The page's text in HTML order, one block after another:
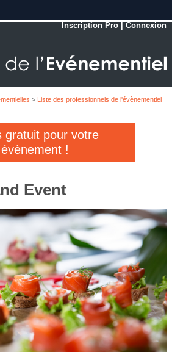
Inscription Pro |Connexion
>
Liste des professionnels de l'évènementiel
gratuit pour votre
évènement !
Event